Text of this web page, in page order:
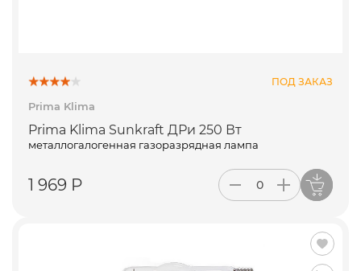
ПОД ЗАКАЗ
Prima Klima
Prima Klima Sunkraft ДРи 250 Вт
металлогалогенная газоразрядная лампа
1 969 Р